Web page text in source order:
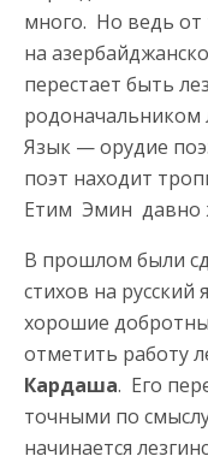
много. Но ведь от
на
перестает быть
родоначальником
Язык — орудие
поэт находит
Етим Эмин давно
В прошлом были
стихов на русский
хорошие
отметить работу
Кардаша. Его
точными по
начинается